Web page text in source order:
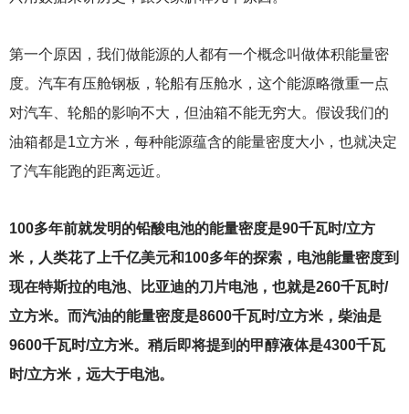
第一个原因，我们做能源的人都有一个概念叫做体积能量密
度。汽车有压舱钢板，轮船有压舱水，这个能源略微重一点
对汽车、轮船的影响不大，但油箱不能无穷大。假设我们的
油箱都是1立方米，每种能源蕴含的能量密度大小，也就决定
了汽车能跑的距离远近。
100多年前就发明的铅酸电池的能量密度是90千瓦时/立方
米，人类花了上千亿美元和100多年的探索，电池能量密度到
现在特斯拉的电池、比亚迪的刀片电池，也就是260千瓦时/
立方米。而汽油的能量密度是8600千瓦时/立方米，柴油是
9600千瓦时/立方米。稍后即将提到的甲醇液体是4300千瓦
时/立方米，远大于电池。